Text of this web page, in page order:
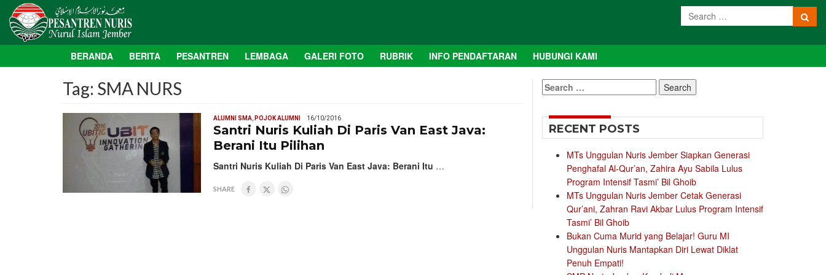
BERANDA BERITA PESANTREN LEMBAGA GALERI FOTO RUBRIK INFO PENDAFTARAN HUBUNGI KAMI
Tag: SMA NURS
ALUMNI SMA, POJOK ALUMNI 16/10/2016
Santri Nuris Kuliah Di Paris Van East Java:
Berani Itu Pilihan
Santri Nuris Kuliah Di Paris Van East Java: Berani Itu …
SHARE
Search
for:
RECENT POSTS
MTs Unggulan Nuris Jember Siapkan Generasi
Penghafal Al-Qur’an, Zahira Ayu Sabila Lulus
Program Intensif Tasmi’ Bil Ghoib
MTs Unggulan Nuris Jember Cetak Generasi
Qur’ani, Zahran Ravi Akbar Lulus Program Intensif
Tasmi’ Bil Ghoib
Bukan Cuma Murid yang Belajar! Guru MI
Unggulan Nuris Mantapkan Diri Lewat Diklat
Penuh Empati!